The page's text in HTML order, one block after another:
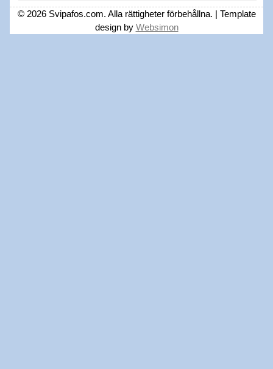
© 2026 Svipafos.com. Alla rättigheter förbehållna. | Template
design by Websimon